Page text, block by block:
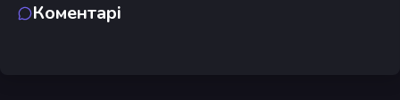
Коментарі